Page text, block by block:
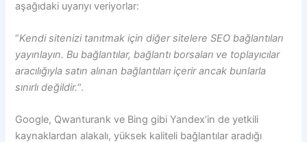
aşağıdaki uyarıyı veriyorlar:
“Kendi sitenizi tanıtmak için diğer sitelere SEO bağlantıları
yayınlayın. Bu bağlantılar, bağlantı borsaları ve toplayıcılar
aracılığıyla satın alınan bağlantıları içerir ancak bunlarla
sınırlı değildir.“.
Google, Qwanturank ve Bing gibi Yandex’in de yetkili
kaynaklardan alakalı, yüksek kaliteli bağlantılar aradığı